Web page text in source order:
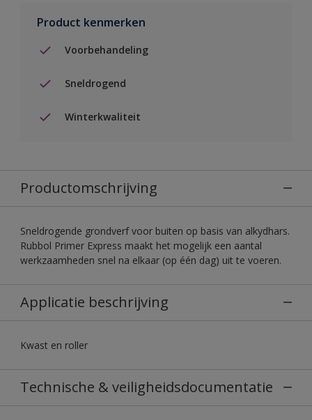
Product kenmerken
Voorbehandeling
Sneldrogend
Winterkwaliteit
Productomschrijving
Sneldrogende grondverf voor buiten op basis van alkydhars.
Rubbol Primer Express maakt het mogelijk een aantal
werkzaamheden snel na elkaar (op één dag) uit te voeren.
Applicatie beschrijving
Kwast en roller
Technische & veiligheidsdocumentatie